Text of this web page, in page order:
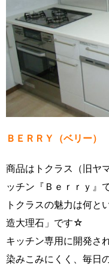
ＢＥＲＲＹ（ベリー）
商品はトクラス（旧ヤ
ッチン『Ｂｅｒｒｙ』で
トクラスの魅力は何と
造大理石」です☆
キッチン専用に開発さ
染みこみにくく、毎日